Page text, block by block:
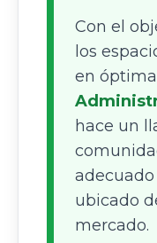
Con el
los
en
hace un
ubicado
mercado.